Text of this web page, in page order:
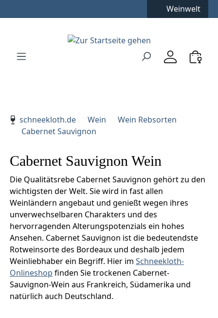
Zur Hauptnavigation springen
Weinwelt
schneekloth.de
Wein
Wein Rebsorten
Cabernet Sauvignon
Cabernet Sauvignon Wein
Die Qualitätsrebe Cabernet Sauvignon gehört zu den
wichtigsten der Welt. Sie wird in fast allen
Weinländern angebaut und genießt wegen ihres
unverwechselbaren Charakters und des
hervorragenden Alterungspotenzials ein hohes
Ansehen. Cabernet Sauvignon ist die bedeutendste
Rotweinsorte des Bordeaux und deshalb jedem
Weinliebhaber ein Begriff. Hier im Schneekloth-
Onlineshop finden Sie trockenen Cabernet-
Sauvignon-Wein aus Frankreich, Südamerika und
natürlich auch Deutschland.